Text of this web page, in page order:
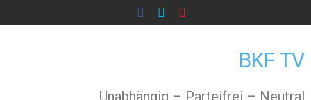
to
BKF TV
Unabhängig – Parteifrei – Neutral